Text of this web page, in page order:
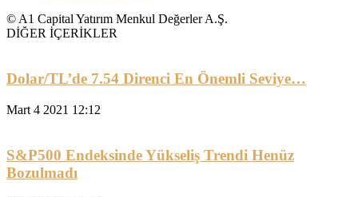
© A1 Capital Yatırım Menkul Değerler A.Ş.
DİĞER İÇERİKLER
Dolar/TL’de 7.54 Direnci En Önemli Seviye…
Mart 4 2021 12:12
S&P500 Endeksinde Yükseliş Trendi Henüz
Bozulmadı